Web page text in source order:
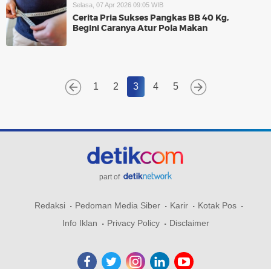
Selasa, 07 Apr 2026 09:05 WIB
Cerita Pria Sukses Pangkas BB 40 Kg,
Begini Caranya Atur Pola Makan
1 2 3 4 5
part of
Redaksi Pedoman Media Siber Karir
Kotak Pos
Info Iklan
Privacy Policy Disclaimer